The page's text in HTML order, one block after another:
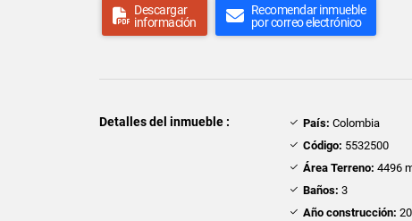
Descargar
información
Recomendar inmueble
por correo electrónico
Detalles del inmueble : País: Colombia
Código: 5532500
Área Terreno: 4496
Baños: 3
Año construcción: